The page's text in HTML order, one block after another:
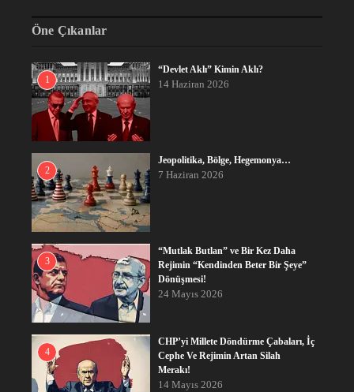
Öne Çıkanlar
1
“Devlet Aklı” Kimin Aklı?
14 Haziran 2026
2
Jeopolitika, Bölge, Hegemonya…
7 Haziran 2026
3
“Mutlak Butlan” ve Bir Kez Daha
Rejimin “Kendinden Beter Bir Şeye”
Dönüşmesi!
24 Mayıs 2026
4
CHP’yi Millete Döndürme Çabaları, İç
Cephe Ve Rejimin Artan Silah
Merakı!
14 Mayıs 2026